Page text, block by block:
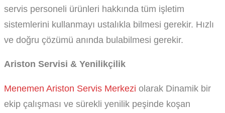
servis personeli ürünleri hakkında tüm işletim
sistemlerini kullanmayı ustalıkla bilmesi gerekir. Hızlı
ve doğru çözümü anında bulabilmesi gerekir.
Ariston Servisi & Yenilikçilik
Menemen Ariston Servis Merkezi olarak Dinamik bir
ekip çalışması ve sürekli yenilik peşinde koşan